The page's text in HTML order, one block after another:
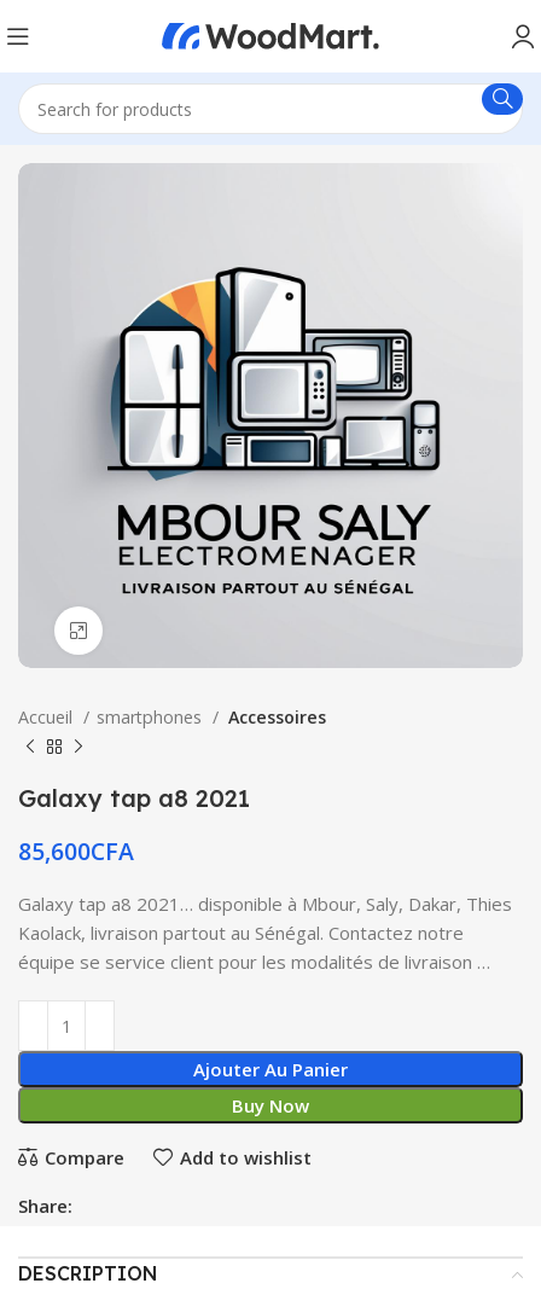
Accueil smartphones Accessoires
Galaxy tap a8 2021
85,600CFA
Galaxy tap a8 2021… disponible à Mbour, Saly, Dakar, Thies
Kaolack, livraison partout au Sénégal. Contactez notre
équipe se service client pour les modalités de livraison …
Ajouter Au Panier
Buy Now
Compare Add to wishlist
Share:
DESCRIPTION